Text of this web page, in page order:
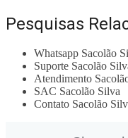
Pesquisas
Whatsapp Sacolão
Suporte Sacolão
Atendimento
SAC Sacolão Silva
Contato Sacolão